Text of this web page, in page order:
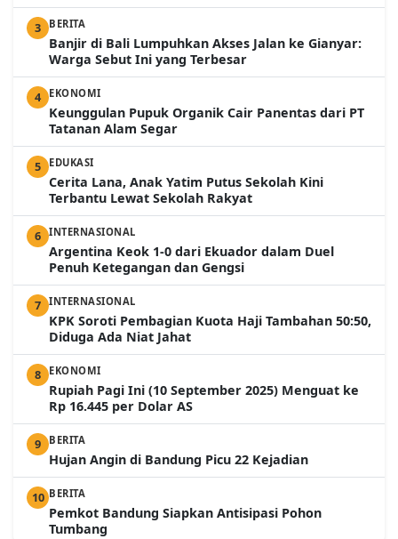
3 BERITA
Banjir di Bali Lumpuhkan Akses Jalan ke Gianyar:
Warga Sebut Ini yang Terbesar
4 EKONOMI
Keunggulan Pupuk Organik Cair Panentas dari PT
Tatanan Alam Segar
5 EDUKASI
Cerita Lana, Anak Yatim Putus Sekolah Kini
Terbantu Lewat Sekolah Rakyat
6 INTERNASIONAL
Argentina Keok 1-0 dari Ekuador dalam Duel
Penuh Ketegangan dan Gengsi
7 INTERNASIONAL
KPK Soroti Pembagian Kuota Haji Tambahan 50:50,
Diduga Ada Niat Jahat
8 EKONOMI
Rupiah Pagi Ini (10 September 2025) Menguat ke
Rp 16.445 per Dolar AS
9 BERITA
Hujan Angin di Bandung Picu 22 Kejadian
10 BERITA
Pemkot Bandung Siapkan Antisipasi Pohon
Tumbang